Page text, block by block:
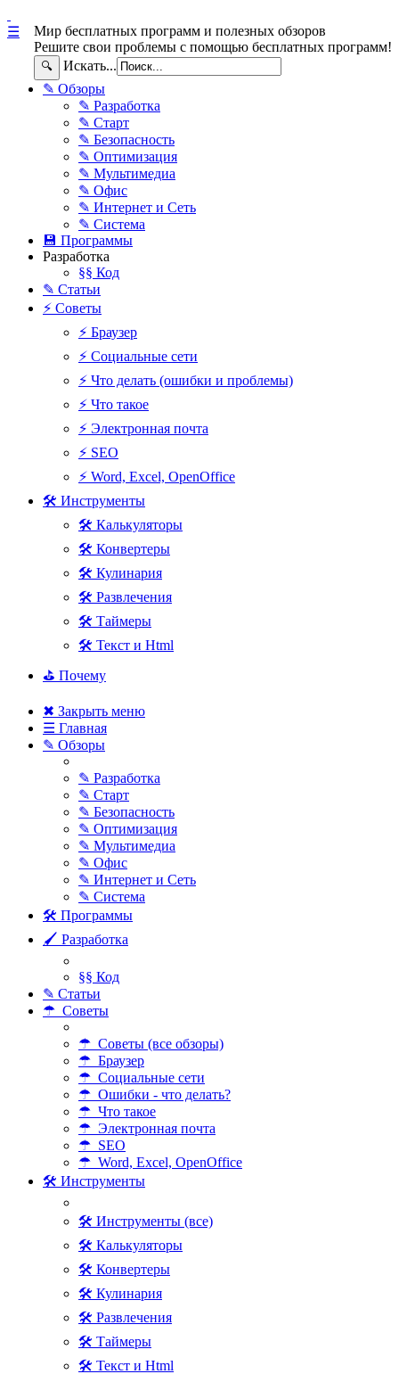
Мир бесплатных программ и полезных обзоров
Решите свои проблемы с помощью бесплатных программ!
🔍 Искать...
☰
✎ Обзоры
✎ Разработка
✎ Старт
✎ Безопасность
✎ Оптимизация
✎ Мультимедиа
✎ Офис
✎ Интернет и Сеть
✎ Система
💾 Программы
Разработка
§§ Код
✎ Статьи
⚡ Советы
⚡ Браузер
⚡ Социальные сети
⚡ Что делать (ошибки и проблемы)
⚡ Что такое
⚡ Электронная почта
⚡ SEO
⚡ Word, Excel, OpenOffice
🛠 Инструменты
🛠 Калькуляторы
🛠 Конвертеры
🛠 Кулинария
🛠 Развлечения
🛠 Таймеры
🛠 Текст и Html
⛳ Почему
✖ Закрыть меню
☰ Главная
✎ Обзоры
✎ Разработка
✎ Старт
✎ Безопасность
✎ Оптимизация
✎ Мультимедиа
✎ Офис
✎ Интернет и Сеть
✎ Система
🛠 Программы
🖌 Разработка
§§ Код
✎ Статьи
☂ Советы
☂ Советы (все обзоры)
☂ Браузер
☂ Социальные сети
☂ Ошибки - что делать?
☂ Что такое
☂ Электронная почта
☂ SEO
☂ Word, Excel, OpenOffice
🛠 Инструменты
🛠 Инструменты (все)
🛠 Калькуляторы
🛠 Конвертеры
🛠 Кулинария
🛠 Развлечения
🛠 Таймеры
🛠 Текст и Html